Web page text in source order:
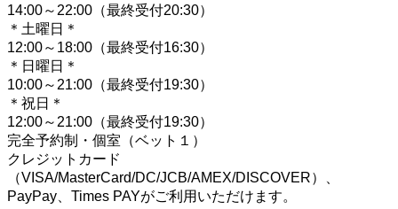
14:00～22:00（最終受付20:30）
＊土曜日＊
12:00～18:00（最終受付16:30）
＊日曜日＊
10:00～21:00（最終受付19:30）
＊祝日＊
12:00～21:00（最終受付19:30）
完全予約制・個室（ベット１）
クレジットカード
（VISA/MasterCard/DC/JCB/AMEX/DISCOVER）、
PayPay、Times PAYがご利用いただけます。